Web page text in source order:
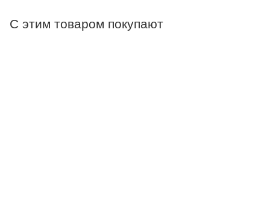
С этим товаром покупают